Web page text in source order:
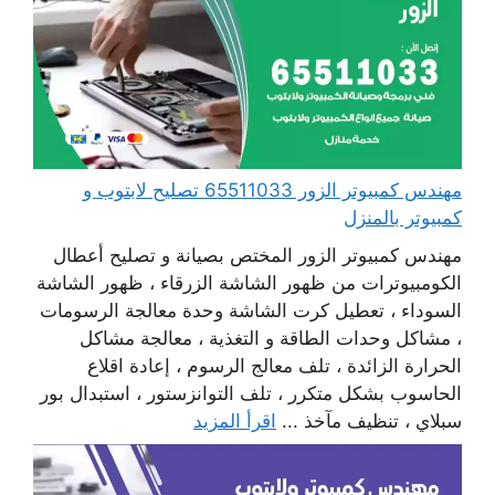
مهندس كمبيوتر الزور 65511033 تصليح لابتوب و
كمبيوتر بالمنزل
مهندس كمبيوتر الزور المختص بصيانة و تصليح أعطال
الكومبيوترات من ظهور الشاشة الزرقاء ، ظهور الشاشة
السوداء ، تعطيل كرت الشاشة وحدة معالجة الرسومات
، مشاكل وحدات الطاقة و التغذية ، معالجة مشاكل
الحرارة الزائدة ، تلف معالج الرسوم ، إعادة اقلاع
الحاسوب بشكل متكرر ، تلف التوانزستور ، استبدال بور
سبلاي ، تنظيف مآخذ ... اقرأ المزيد